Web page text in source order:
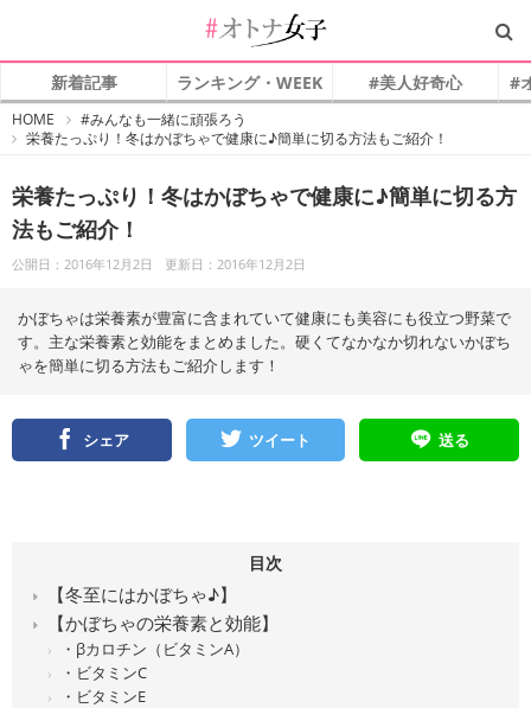
新着記事 ランキング・WEEK #美人好奇心 #
HOME
オ
ト
子
#みんなも一緒に頑張ろう
栄養たっぷり！冬はかぼちゃで健康に♪簡単に切る方法もご紹介！
栄養たっぷり！冬はかぼちゃで健康に♪簡単に切る方
法もご紹介！
公開日：2016年12月2日 更新日：2016年12月2日
かぼちゃは栄養素が豊富に含まれていて健康にも美容にも役立つ野菜で
す。主な栄養素と効能をまとめました。硬くてなかなか切れないかぼち
ゃを簡単に切る方法もご紹介します！
シェア ツイート 送る
目次
【冬至にはかぼちゃ♪】
【かぼちゃの栄養素と効能】
・βカロチン（ビタミンA）
・ビタミンC
・ビタミンE